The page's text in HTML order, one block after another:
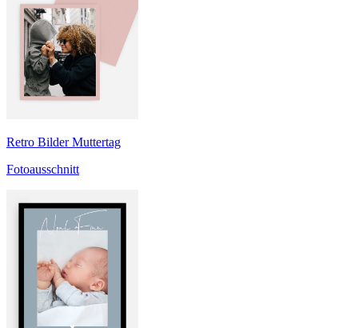
Retro Bilder Muttertag
Fotoausschnitt